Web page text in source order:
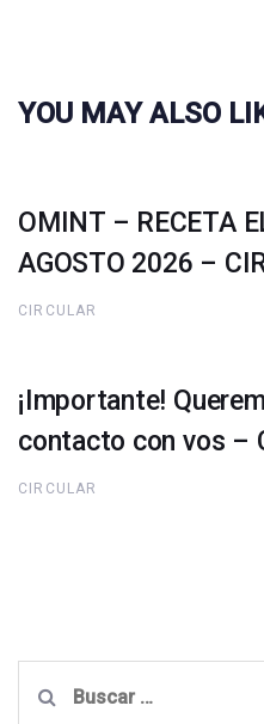
YOU MAY ALSO
OMINT – RECETA
AGOSTO 2026 –
CIRCULAR
¡Importante!
contacto con vos –
CIRCULAR